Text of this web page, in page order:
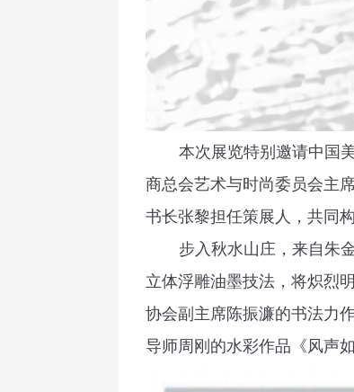
本次展览特别邀请中国
商总会艺术与时尚委员会主
书长张黎担任策展人，共同
步入秋水山庄，来自朱
立体浮雕油墨技法，将炽烈
协会副主席陈振濂的书法力
导师周刚的水彩作品《风声